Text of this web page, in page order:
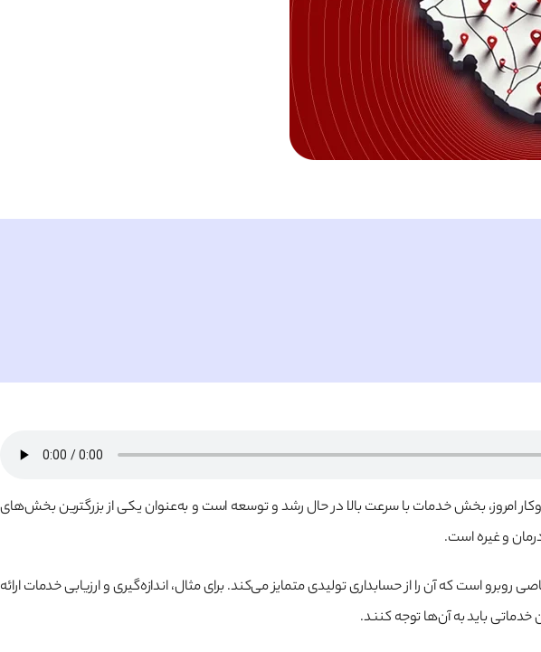
امروز، بخش خدمات با سرعت بالا در حال رشد و توسعه است و به‌عنوان یکی از بزرگترین بخش‌های
و غیره است.
است که آن را از حسابداری تولیدی متمایز می‌کند. برای مثال، اندازه‌گیری و ارزیابی خدمات ارائه
باید به آن‌ها توجه کنند.